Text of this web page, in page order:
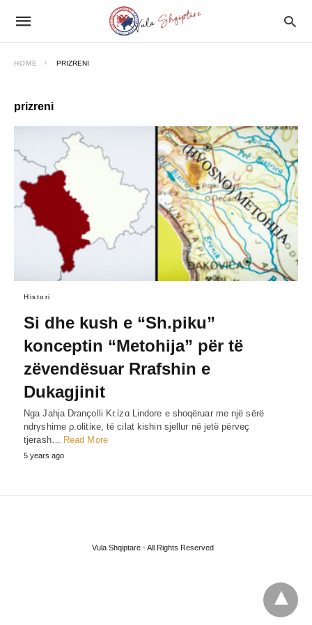
HOME PRIZRENI
prizreni
Histori
Si dhe kush e “Sh.piku”
konceptin “Metohija” për të
zëvendësuar Rrafshin e
Dukagjinit
Nga Jahja Drançolli Kr.ίzɑ Lindore e shoqëruar me një sërë
ndrγshίme ρ.olίtίκe, të cilat kishin sjellur në jetë përveç
tjerash… Read More
5 years ago
Vula Shqiptare - All Rights Reserved